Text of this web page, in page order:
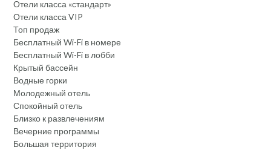
Отели класса «стандарт»
Отели класса VIP
Топ продаж
Бесплатный Wi-Fi в номере
Бесплатный Wi-Fi в лобби
Крытый бассейн
Водные горки
Молодежный отель
Спокойный отель
Близко к развлечениям
Вечерние программы
Большая территория